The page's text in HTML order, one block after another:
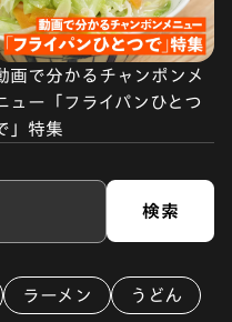
画で分かるチャンポンメ
ュー「フライパンひとつ
」特集
検索
ラーメン うどん